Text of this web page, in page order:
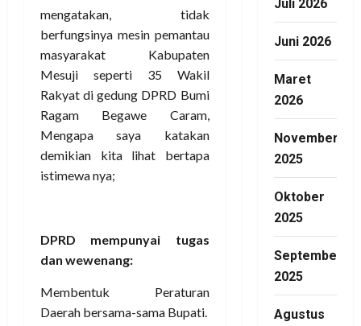
istimewa nya;
DPRD mempunyai tugas
dan wewenang:
Membentuk Peraturan
Daerah bersama-sama Bupati.
Membahas dan memberikan
Anggaran Pendapatan Belanja
Daerah yang diajukan oleh
Melaksanakan pengawasan
Juli 2026
Juni 2026
Maret
2026
November
2025
Oktober
2025
September
2025
Agustus